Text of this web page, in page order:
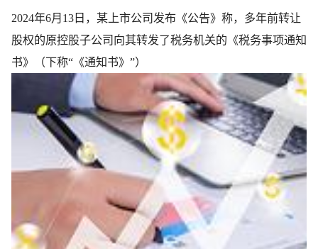
2024年6月13日，某上市公司发布《公告》称，多年前转让
股权的原控股子公司向其转发了税务机关的《税务事项通知
书》（下称“《通知书》”）